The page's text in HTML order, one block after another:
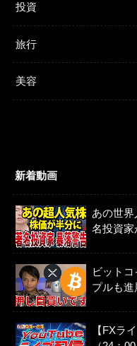
投資
旅行
美容
新着動画
あの世
名投資家
ビット
プルも進
【FXラ